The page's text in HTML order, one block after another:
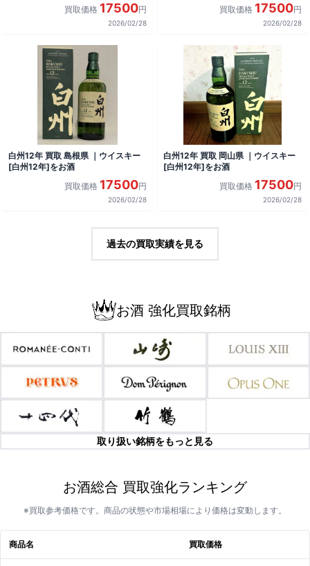
買取価格 17500円
2026/02/28
買取価格 17500円
2026/02/28
白州12年 買取 島根県 ｜ウイスキー
[白州12年]をお酒
買取価格 17500円
2026/02/28
白州12年 買取 岡山県 ｜ウイスキー
[白州12年]をお酒
買取価格 17500円
2026/02/28
過去の買取実績を見る
お酒 強化買取銘柄
取り扱い銘柄をもっと見る
お酒総合 買取強化ランキング
※買取参考価格です。商品の状態や市場相場により価格は変動します。
商品名 買取価格